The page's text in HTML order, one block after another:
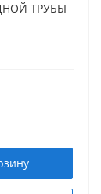
ТРУБЫ